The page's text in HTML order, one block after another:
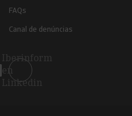
FAQs
Canal de denúncias
Iberinform
en
Linkedin